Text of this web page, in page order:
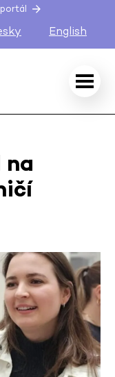
English
na